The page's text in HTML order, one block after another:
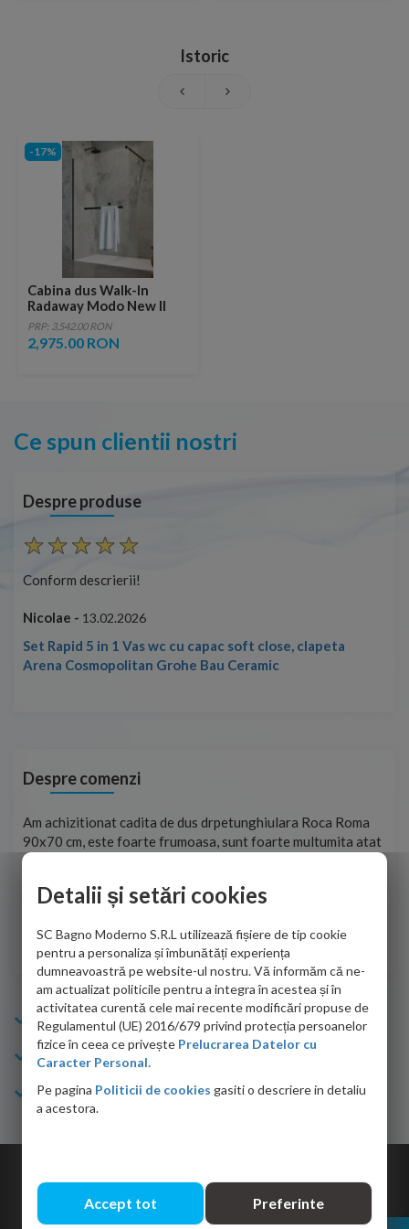
Istoric
-17%
Cabina dus Walk-In
Radaway Modo New II
Black cu suport prosop
140xH200 cm
PRP: 3,542.00 RON
2,975.00 RON
Ce spun clientii nostri
Despre produse
Conform descrierii!
Nicolae - 13.02.2026
Set Rapid 5 in 1 Vas wc cu capac soft close, clapeta
Arena Cosmopolitan Grohe Bau Ceramic
Despre comenzi
Am achizitionat cadita de dus drpetunghiulara Roca Roma
90x70 cm, este foarte frumoasa, sunt foarte multumita atat
de personalul firmei dvs. cu care am colaborat in obtinerea
adus coletul in siguranta.Numai bine, va doresc!
Sofrone Viviana -28.07.2026
Info Bagno
Cumparaturi
Suport clienti
Detalii și setări cookies
SC Bagno Moderno S.R.L utilizează fișiere de tip cookie
pentru a personaliza și îmbunătăți experiența
dumneavoastră pe website-ul nostru. Vă informăm că ne-
am actualizat politicile pentru a integra în acestea și în
activitatea curentă cele mai recente modificări propuse de
Regulamentul (UE) 2016/679 privind protecția persoanelor
fizice în ceea ce privește Prelucrarea Datelor cu
Caracter Personal.
Pe pagina Politicii de cookies gasiti o descriere in detaliu
a acestora.
Accept tot Preferinte